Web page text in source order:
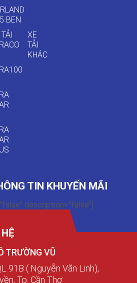
BEN
XE
TẢI
KHÁC
TIN KHUYẾN MÃI
description="false"]
TRƯỜNG VŨ
91B ( Nguyễn Văn Linh),
Tp. Cần Thơ